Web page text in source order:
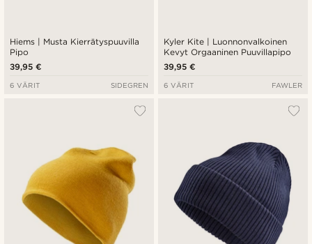
Hiems | Musta Kierrätyspuuvilla
Pipo
39,95 €
6 VÄRIT SIDEGREN
Kyler Kite | Luonnonvalkoinen
Kevyt Orgaaninen Puuvillapipo
39,95 €
6 VÄRIT FAWLER